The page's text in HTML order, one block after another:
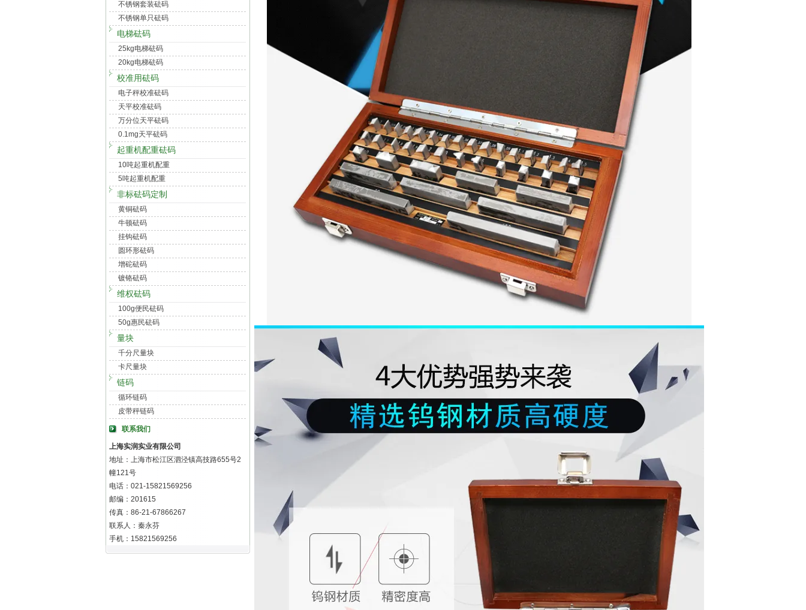
不锈钢套装砝码
不锈钢单只砝码
电梯砝码
25kg电梯砝码
20kg电梯砝码
校准用砝码
电子秤校准砝码
天平校准砝码
万分位天平砝码
0.1mg天平砝码
起重机配重砝码
10吨起重机配重
5吨起重机配重
非标砝码定制
黄铜砝码
牛顿砝码
挂钩砝码
圆环形砝码
增砣砝码
镀铬砝码
维权砝码
100g便民砝码
50g惠民砝码
量块
千分尺量块
卡尺量块
链码
循环链码
皮带秤链码
联系我们
上海实润实业有限公司
地址：上海市松江区泗泾镇高技路655号2
幢121号
电话：021-15821569256
邮编：201615
传真：86-21-67866267
联系人：秦永芬
手机：15821569256